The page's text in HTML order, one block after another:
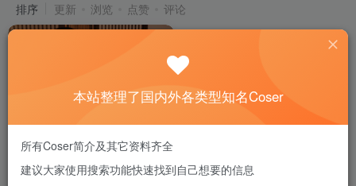
排序 更新 浏览 点赞 评论
Shika小鹿鹿镇海奇奢华苑cos
图集，将碧蓝航线的华丽与奢
本站整理了国内外各类型知名Coser
所有Coser简介及其它资料齐全
建议大家使用搜索功能快速找到自己想要的信息